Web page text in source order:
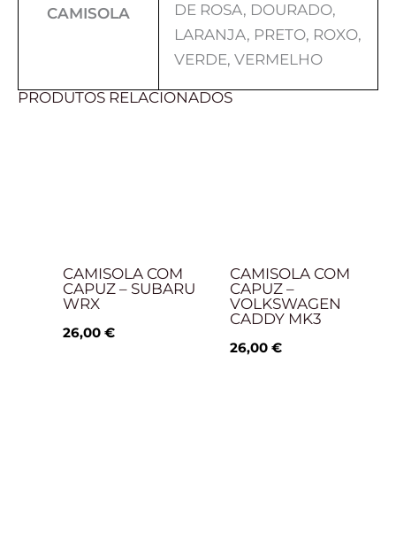
CAMISOLA
DE ROSA, DOURADO,
LARANJA, PRETO, ROXO,
VERDE, VERMELHO
PRODUTOS RELACIONADOS
CAMISOLA COM
CAPUZ – SUBARU
WRX
26,00 €
CAMISOLA COM
CAPUZ –
VOLKSWAGEN
CADDY MK3
26,00 €